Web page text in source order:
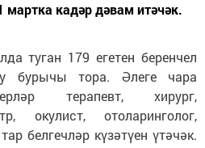
мартка кадәр дәвам итәчәк.
туган 179 егетен беренчел
бурычы тора. Әлеге чара
терапевт, хирург,
окулист, отоларинголог,
белгечләр күзәтүен үтәчәк.